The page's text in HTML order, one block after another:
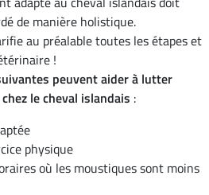
de manière holistique.
au préalable toutes les étapes et
!
peuvent aider à lutter
le cheval islandais :
physique
où les moustiques sont moins